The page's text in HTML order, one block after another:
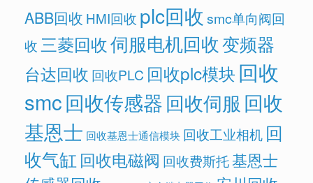
ABB回收 HMI回收 plc回收 smc单向阀回
收 三菱回收伺服电机回收变频器
台达回收 回收PLC 回收plc模块 回收
smc回收传感器回收伺服 回收
基恩士 回收基恩士通信模块 回收工业相机 回
收气缸 回收电磁阀 回收费斯托基恩士